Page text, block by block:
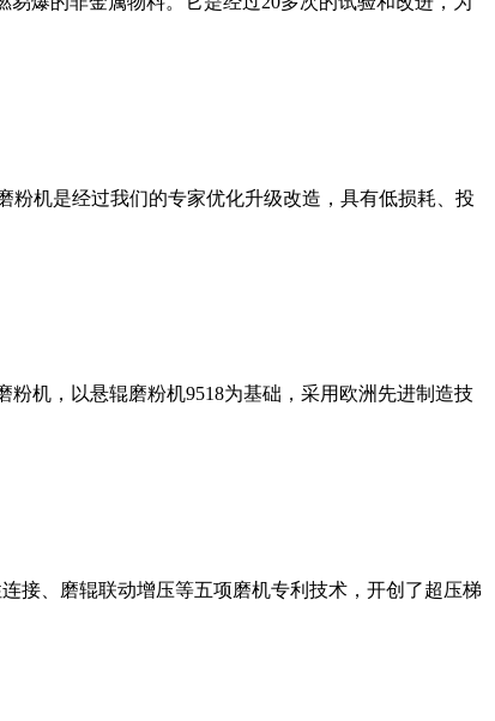
粉机是经过我们的专家优化升级改造，具有低损耗、投
机，以悬辊磨粉机9518为基础，采用欧洲先进制造技
接、磨辊联动增压等五项磨机专利技术，开创了超压梯